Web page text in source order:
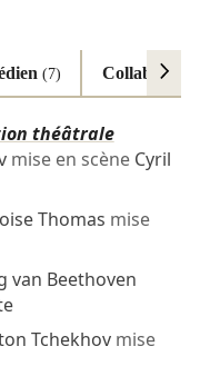
(7)
théâtrale
mise en scène Cyril
Thomas mise
van Beethoven
Tchekhovmise